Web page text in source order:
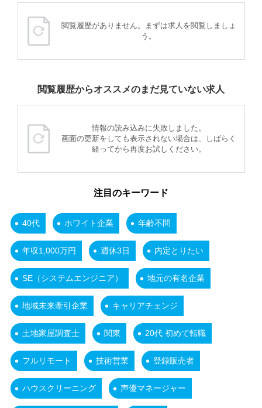
閲覧履歴がありません。まずは求人を閲覧しましょ
う。
閲覧履歴からオススメのまだ見ていない求人
情報の読み込みに失敗しました。
画面の更新をしても表示されない場合は、しばらく
経ってから再度お試しください。
注目のキーワード
40代 ホワイト企業 年齢不問
年収1,000万円 週休3日 内定とりたい
SE（システムエンジニア） 地元の有名企業
地域未来牽引企業 キャリアチェンジ
土地家屋調査士 関東 20代 初めて転職
フルリモート 技術営業 登録販売者
ハウスクリーニング 声優マネージャー